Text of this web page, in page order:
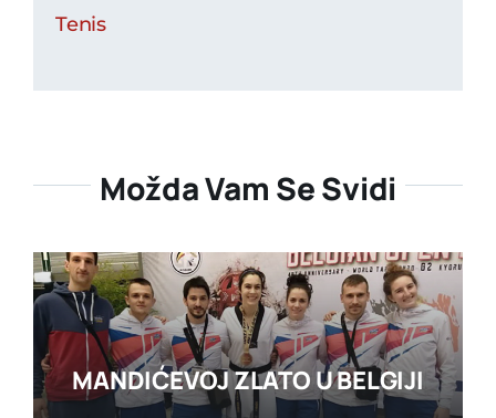
Tenis
Možda Vam Se Svidi
MANDIĆEVOJ ZLATO U BELGIJI